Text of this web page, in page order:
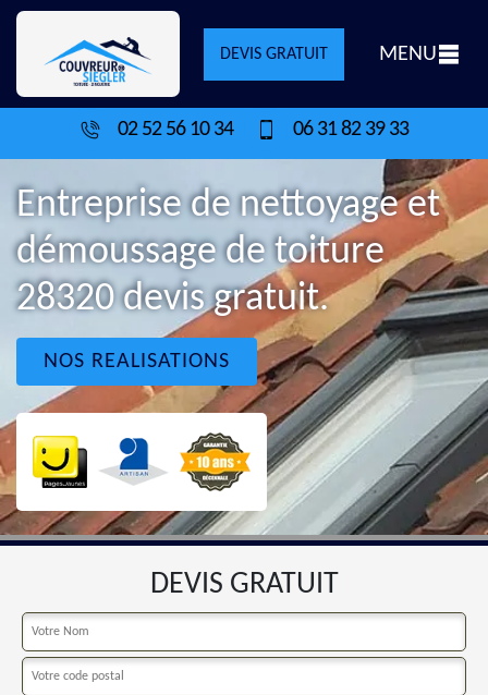
DEVIS GRATUIT MENU
02 52 56 10 34 06 31 82 39 33
Entreprise de nettoyage et
démoussage de toiture
28320 devis gratuit.
NOS REALISATIONS
DEVIS GRATUIT